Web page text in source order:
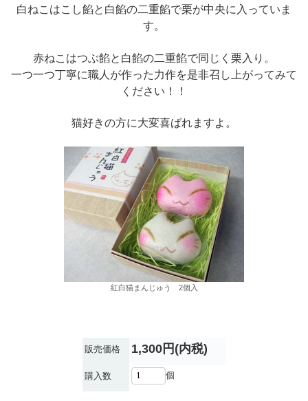
白ねこはこし餡と白餡の二重餡で栗が中央に入っていま
す。
赤ねこはつぶ餡と白餡の二重餡で同じく栗入り。
一つ一つ丁寧に職人が作った力作を是非召し上がってみて
ください！！
猫好きの方に大変喜ばれますよ。
紅白猫まんじゅう 2個入
販売価格 1,300円(内税)
購入数 個